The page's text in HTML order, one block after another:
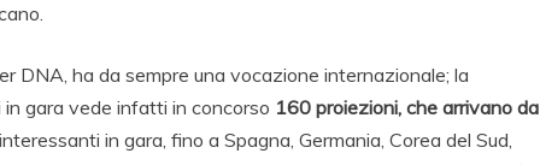
DNA, ha da sempre una vocazione internazionale; la
gara vede infatti in concorso 160 proiezioni, che arrivano da
in gara, fino a Spagna, Germania, Corea del Sud,